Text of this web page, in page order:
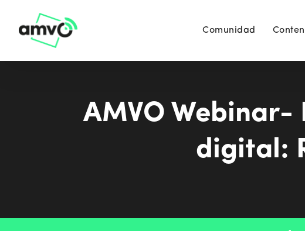
Comunidad
AMVO Webinar-
digital: